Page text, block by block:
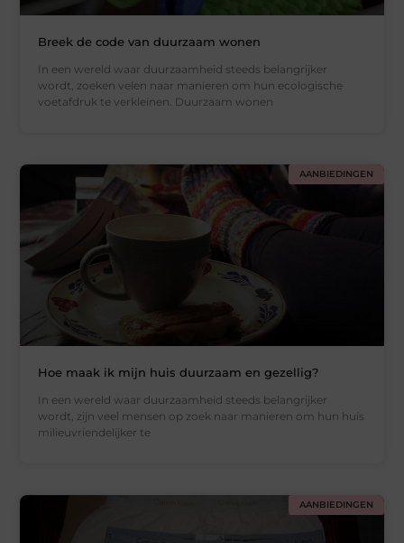
Breek de code van duurzaam wonen
In een wereld waar duurzaamheid steeds belangrijker
wordt, zoeken velen naar manieren om hun ecologische
voetafdruk te verkleinen. Duurzaam wonen
AANBIEDINGEN
Hoe maak ik mijn huis duurzaam en gezellig?
In een wereld waar duurzaamheid steeds belangrijker
wordt, zijn veel mensen op zoek naar manieren om hun huis
milieuvriendelijker te
AANBIEDINGEN